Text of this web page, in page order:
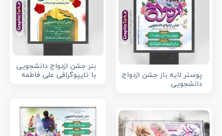
بنر جشن ازدواج دانشجویی
با تایپوگرافی علی فاطمه
پوستر لایه باز جشن ازدواج
دانشجویی